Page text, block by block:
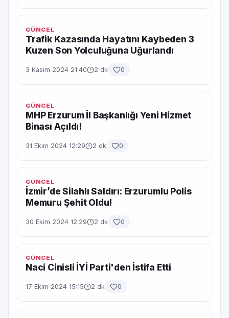
GÜNCEL
Trafik Kazasında Hayatını Kaybeden 3
Kuzen Son Yolculuğuna Uğurlandı
3 Kasım 2024 21:40 2 dk 0
GÜNCEL
MHP Erzurum İl Başkanlığı Yeni Hizmet
Binası Açıldı!
31 Ekim 2024 12:29 2 dk 0
GÜNCEL
İzmir’de Silahlı Saldırı: Erzurumlu Polis
Memuru Şehit Oldu!
30 Ekim 2024 12:29 2 dk 0
GÜNCEL
Naci Cinisli İYİ Parti'den İstifa Etti
17 Ekim 2024 15:15 2 dk 0